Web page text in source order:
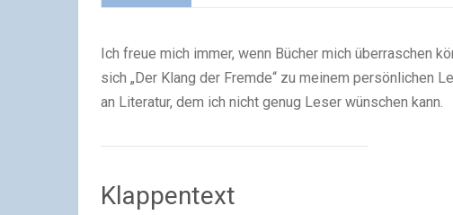
Ich freue mich immer, wenn Bücher mich überraschen
sich „Der Klang der Fremde“ zu meinem persönlichen
an Literatur, dem ich nicht genug Leser wünschen kann.
Klappentext